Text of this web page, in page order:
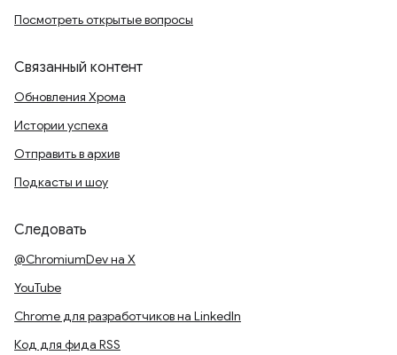
Посмотреть открытые вопросы
Связанный контент
Обновления Хрома
Истории успеха
Отправить в архив
Подкасты и шоу
Следовать
@ChromiumDev на X
YouTube
Chrome для разработчиков на LinkedIn
Код для фида RSS